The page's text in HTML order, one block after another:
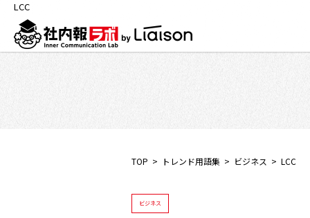
LCC
TOP トレンド用語集 ビジネス LCC
ビジネス